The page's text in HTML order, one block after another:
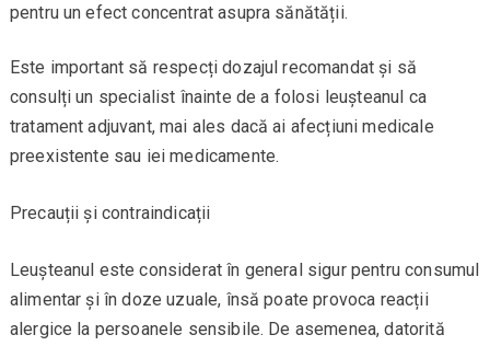
pentru un efect concentrat asupra sănătății.
Este important să respecți dozajul recomandat și să
consulți un specialist înainte de a folosi leușteanul ca
tratament adjuvant, mai ales dacă ai afecțiuni medicale
preexistente sau iei medicamente.
Precauții și contraindicații
Leușteanul este considerat în general sigur pentru consumul
alimentar și în doze uzuale, însă poate provoca reacții
alergice la persoanele sensibile. De asemenea, datorită